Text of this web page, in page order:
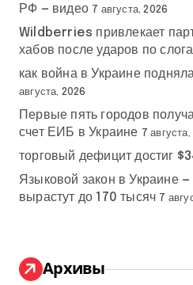
РФ — видео 7 августа, 2026
Wildberries привлекает
хабов после ударов по
как война в Украине
августа, 2026
Первые пять городов
счет ЕИБ в Украине 7
торговый дефицит достиг
Языковой закон в Украине
вырастут до 170 тысяч 7
Архивы